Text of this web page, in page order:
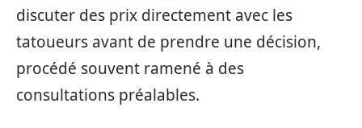
discuter des prix directement avec les
tatoueurs avant de prendre une décision,
procédé souvent ramené à des
consultations préalables.